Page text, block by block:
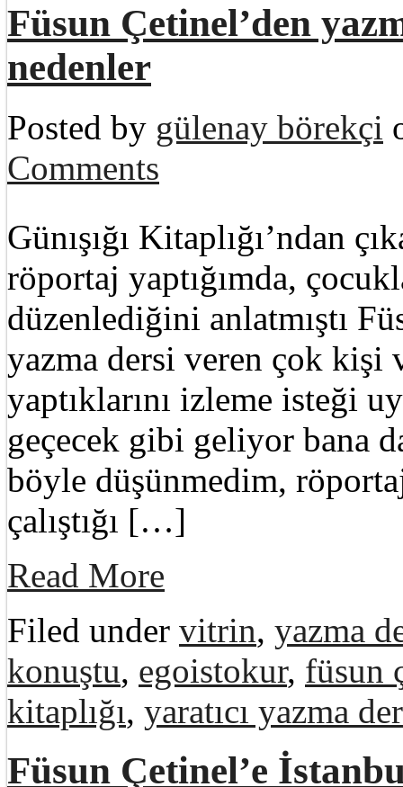
Füsun Çetinel’den
nedenler
Posted by gülenay börekçi
Comments
Günışığı Kitaplığı’ndan
röportaj yaptığımda,
düzenlediğini anlatmıştı
yazma dersi veren çok kişi
yaptıklarını izleme isteği
geçecek gibi geliyor bana
böyle düşünmedim,
çalıştığı […]
Read More
Filed under vitrin, yazma
konuştu, egoistokur, füsun
kitaplığı, yaratıcı yazma
Füsun Çetinel’e